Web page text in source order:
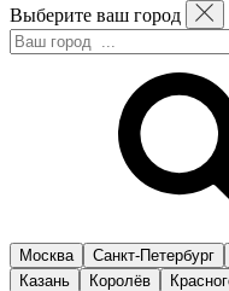
Выберите ваш город
Москва Санкт-Петербург
Казань
Королёв